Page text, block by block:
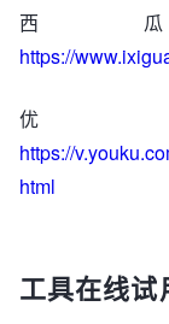
西
https://
https://
html
工具在线试